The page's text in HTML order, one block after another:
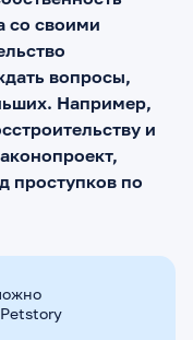
со своими
вопросы,
Например,
и
проступков по